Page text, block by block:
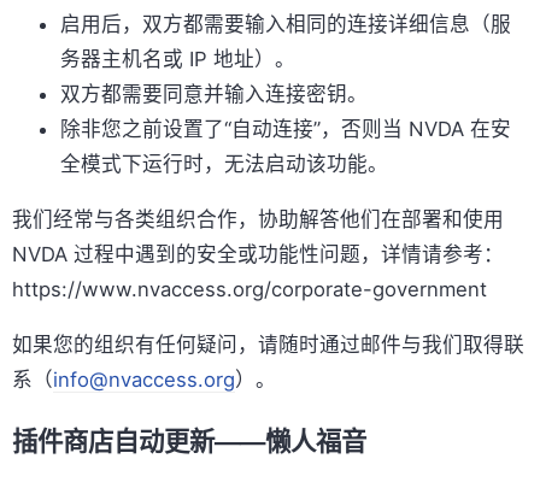
启用后，双方都需要输入相同的连接详细信息（服
务器主机名或 IP 地址）。
双方都需要同意并输入连接密钥。
除非您之前设置了“自动连接”，否则当 NVDA 在安
全模式下运行时，无法启动该功能。
我们经常与各类组织合作，协助解答他们在部署和使用
NVDA 过程中遇到的安全或功能性问题，详情请参考：
https://www.nvaccess.org/corporate-government
如果您的组织有任何疑问，请随时通过邮件与我们取得联
系（info@nvaccess.org）。
插件商店自动更新——懒人福音